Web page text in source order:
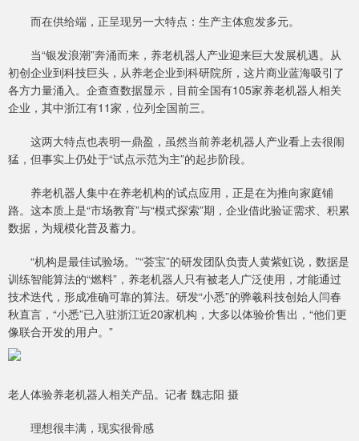
而在供给端，正呈现另一大特点：生产主体愈发多元。
当“银发浪潮”奔涌而来，养老机器人产业迎来巨大发展机遇。从
初创企业到科技巨头，从养老企业到科研院所，这片商业蓝海吸引了
各方力量涌入。企查查数据显示，目前全国有105家养老机器人相关
企业，其中浙江有11家，位列全国前三。
这两大特点也表明一鼎盈，虽然当前养老机器人产业看上去很闹
猛，但事实上仍处于“试点示范为主”的起步阶段。
养老机器人集中在养老机构的试点应用，正是在为推向家庭铺
路。这本质上是“市场教育”与“模式探索”期，企业借此验证需求、积累
数据，为规模化普及蓄力。
“机构是最佳试验场。”“荟宝”的研发团队负责人黄紫虹说，数据是
训练智能算法的“燃料”，养老机器人只有被老人广泛使用，才能通过
技术迭代，形成准确可靠的算法。研发“小悉”的骅羲科技创始人闫春
秋直言，“小悉”已入驻浙江近20家机构，大多以体验价售出，“他们更
像联合开发的用户。”
老人体验养老机器人相关产品。记者 魏志阳 摄
理想很丰满，现实很骨感